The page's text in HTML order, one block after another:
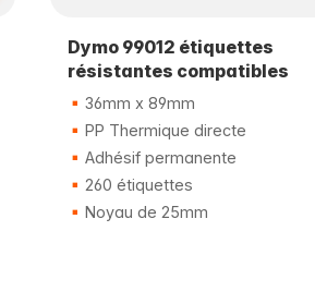
Dymo 99012 étiquettes
résistantes compatibles
36mm x 89mm
PP Thermique directe
Adhésif permanente
260 étiquettes
Noyau de 25mm